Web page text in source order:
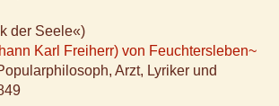
der Seele«)
Karl Freiherr) von Feuchtersleben~
Arzt, Lyriker und